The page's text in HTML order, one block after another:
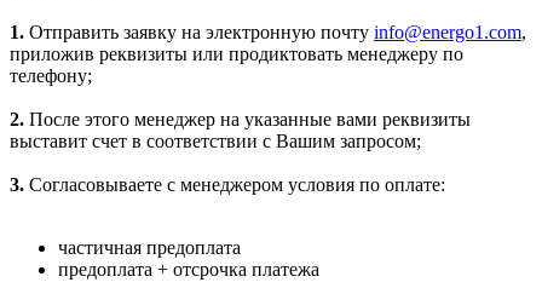
1. Отправить заявку на электронную почту info@energo1.com,
приложив реквизиты или продиктовать менеджеру по
телефону;
2. После этого менеджер на указанные вами реквизиты
выставит счет в соответствии с Вашим запросом;
3. Согласовываете с менеджером условия по оплате:
частичная предоплата
предоплата + отсрочка платежа